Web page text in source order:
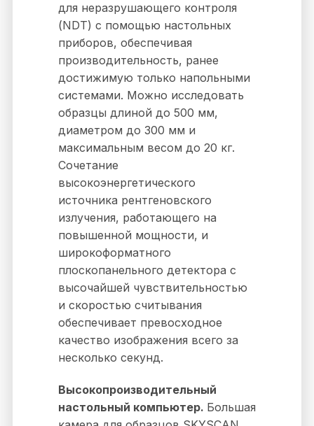
для неразрушающего контроля
(NDT) с помощью настольных
приборов, обеспечивая
производительность, ранее
достижимую только напольными
системами. Можно исследовать
образцы длиной до 500 мм,
диаметром до 300 мм и
максимальным весом до 20 кг.
Сочетание
высокоэнергетического
источника рентгеновского
излучения, работающего на
повышенной мощности, и
широкоформатного
плоскопанельного детектора с
высочайшей чувствительностью
и скоростью считывания
обеспечивает превосходное
качество изображения всего за
несколько секунд.
Высокопроизводительный
настольный компьютер. Большая